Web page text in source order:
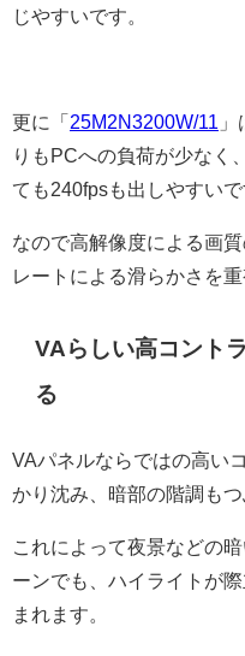
じやすいです。
更に「25M2N3200W/11
りもPCへの負荷が少なく
ても240fpsも出しやすいで
なので高解像度による画
レートによる滑らかさを
VAらしい高コント
る
VAパネルならではの高い
かり沈み、暗部の階調も
これによって夜景などの
ーンでも、ハイライトが
まれます。